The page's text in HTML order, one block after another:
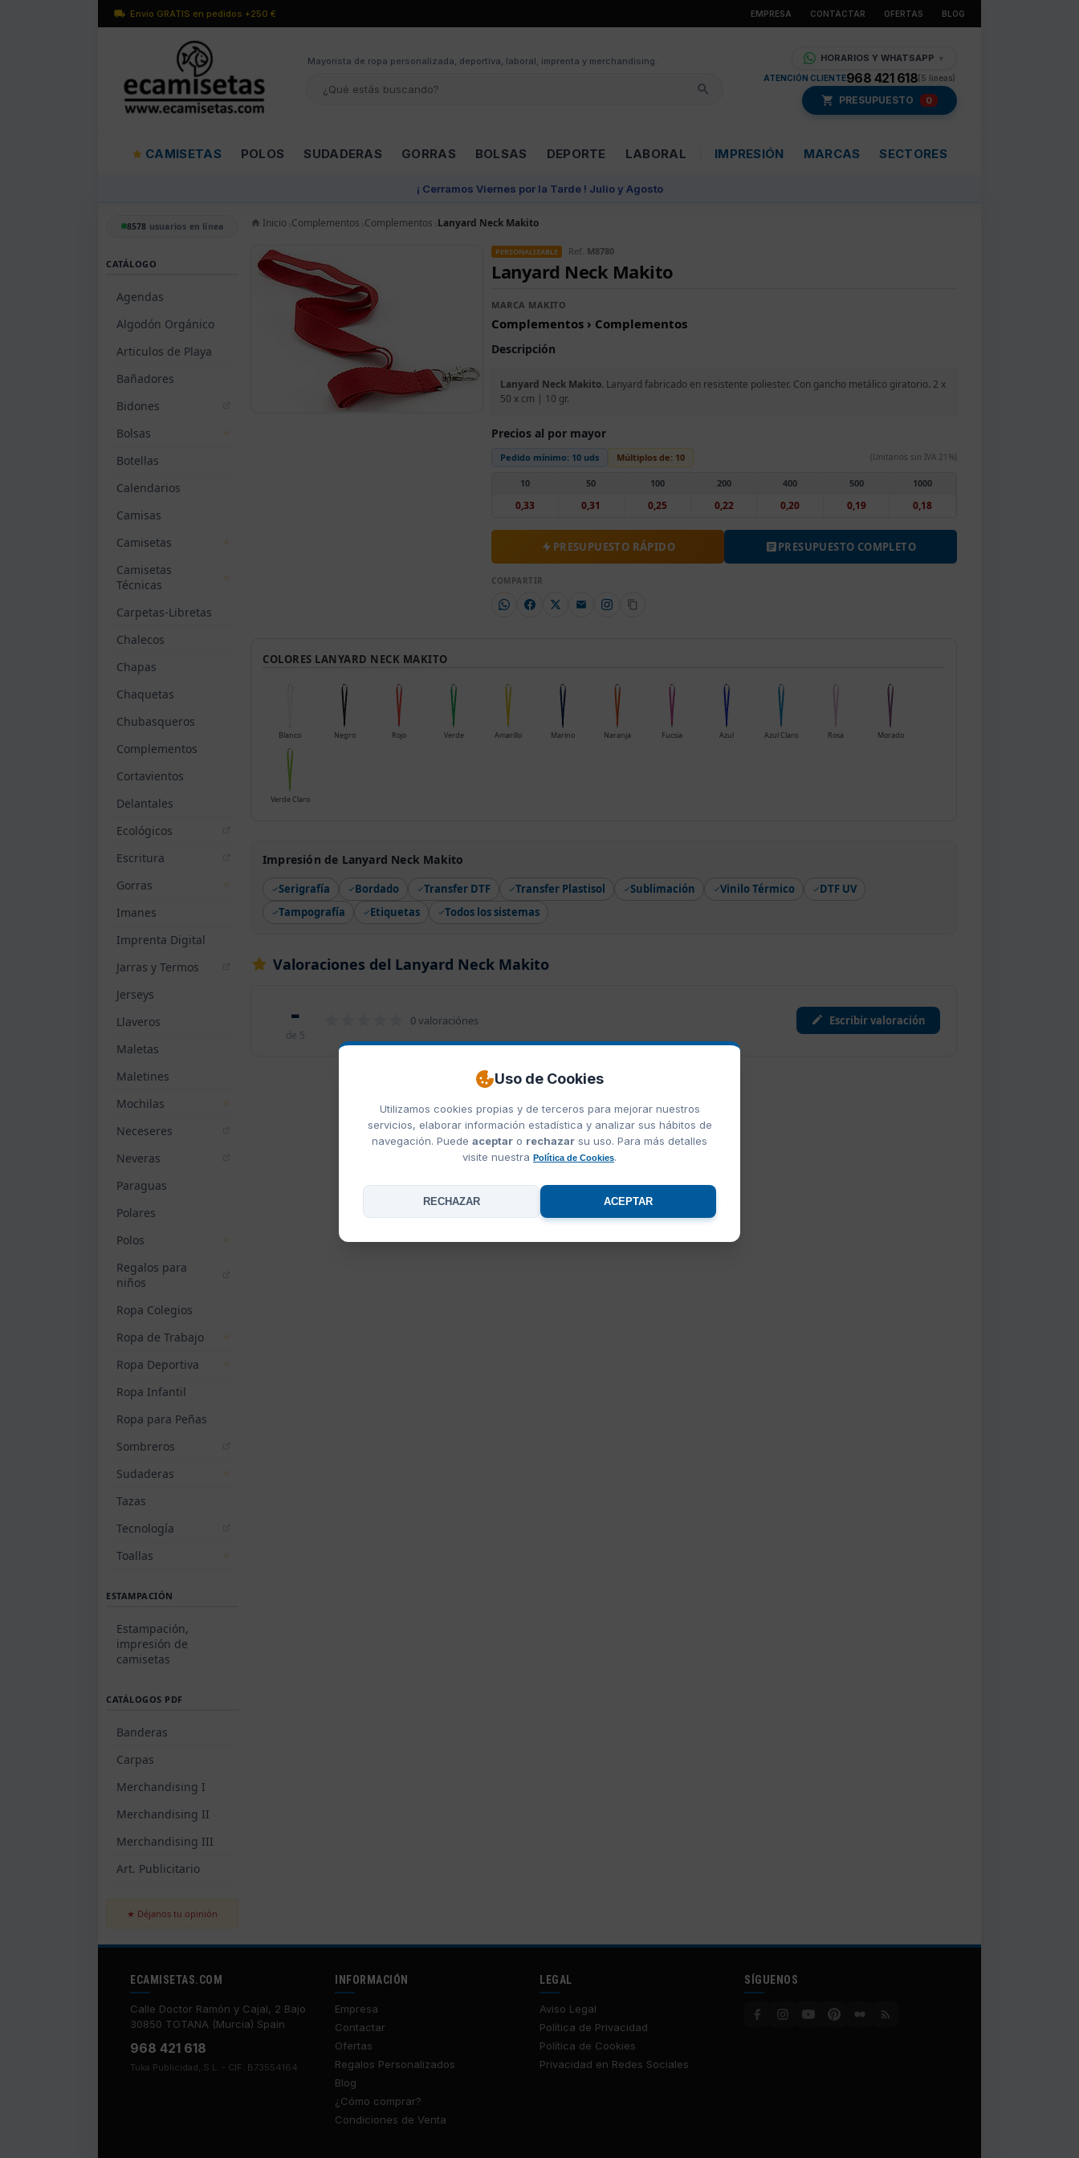
Envío GRATIS en pedidos +250 € EMPRESA CONTACTAR OFERTAS BLOG
Mayorísta de ropa personalizada, deportiva, laboral, imprenta y merchandising. HORARIOS Y WHATSAPP ▼
ATENCIÓN CLIENTE968 421 618(5 líneas)
PRESUPUESTO 0
CAMISETAS POLOS SUDADERAS GORRAS BOLSAS DEPORTE LABORAL IMPRESIÓN MARCAS SECTORES
¡ Cerramos Viernes por la Tarde ! Julio y Agosto
Uso de Cookies
Utilizamos cookies propias y de terceros para mejorar nuestros
servicios, elaborar información estadística y analizar sus hábitos de
navegación. Puede aceptar o rechazar su uso. Para más detalles
visite nuestra Política de Cookies.
RECHAZAR ACEPTAR
8578 usuarios en línea
CATÁLOGO
Agendas
Algodón Orgánico
Articulos de Playa
Bañadores
Bidones
Bolsas
Botellas
Calendarios
Camisas
Camisetas
Camisetas
Técnicas
Carpetas-Libretas
Chalecos
Chapas
Chaquetas
Chubasqueros
Complementos
Cortavientos
Delantales
Ecológicos
Escritura
Gorras
Imanes
Imprenta Digital
Jarras y Termos
Jerseys
Llaveros
Maletas
Maletines
Mochilas
Neceseres
Neveras
Paraguas
Polares
Polos
Regalos para
niños
Ropa Colegios
Ropa de Trabajo
Ropa Deportiva
Ropa Infantil
Ropa para Peñas
Sombreros
Sudaderas
Tazas
Tecnología
Toallas
ESTAMPACIÓN
Estampación,
impresión de
camisetas
CATÁLOGOS PDF
Banderas
Carpas
Merchandising I
Merchandising II
Merchandising III
Art. Publicitario
★ Déjanos tu opinión
Inicio Complementos Complementos Lanyard Neck Makito
PERSONALIZABLE Ref. M8780
Lanyard Neck Makito
MARCA MAKITO
Complementos › Complementos
Descripción
Lanyard Neck Makito. Lanyard fabricado en resistente poliester. Con gancho metálico giratorio. 2 x
50 x cm | 10 gr.
Precios al por mayor
Pedido mínimo: 10 uds Múltiplos de: 10 (Unitarios sin IVA 21%)
10
0,33
50
0,31
100
0,25
200
0,22
400
0,20
500
0,19
1000
0,18
PRESUPUESTO RÁPIDO PRESUPUESTO COMPLETO
COMPARTIR
COLORES LANYARD NECK MAKITO
Blanco Negro Rojo Verde Amarillo Marino Naranja Fucsia Azul Azul Claro Rosa Morado
Verde Claro
Impresión de Lanyard Neck Makito
Serigrafía Bordado Transfer DTF Transfer Plastisol Sublimación Vinilo Térmico
DTF UV
Tampografía
Etiquetas Todos los sistemas
Valoraciones del Lanyard Neck Makito
-
de 5
0 valoraciónes Escribir valoración
ECAMISETAS.COM
Calle Doctor Ramón y Cajal, 2 Bajo
30850 TOTANA (Murcia) Spain
968 421 618
Tuka Publicidad, S.L. - CIF: B73554164
INFORMACIÓN
Empresa
Contactar
Ofertas
Regalos Personalizados
Blog
¿Cómo comprar?
Condiciones de Venta
LEGAL
Aviso Legal
Política de Privacidad
Política de Cookies
Privacidad en Redes Sociales
SÍGUENOS